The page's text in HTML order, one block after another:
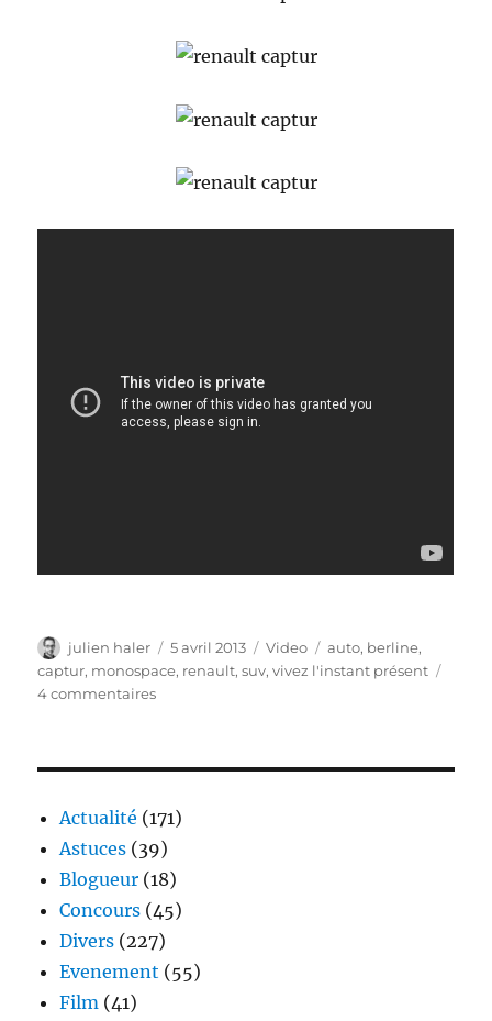
Auteur
julien haler
Publié
le
5 avril 2013 Catégories
Video Étiquettes
auto, berline,
captur, monospace, renault,suv,vivez l'instant présent
4 commentairessur
l’instant
présent
Actualité (171)
Astuces (39)
Blogueur (18)
Concours (45)
Divers (227)
Evenement (55)
Film (41)